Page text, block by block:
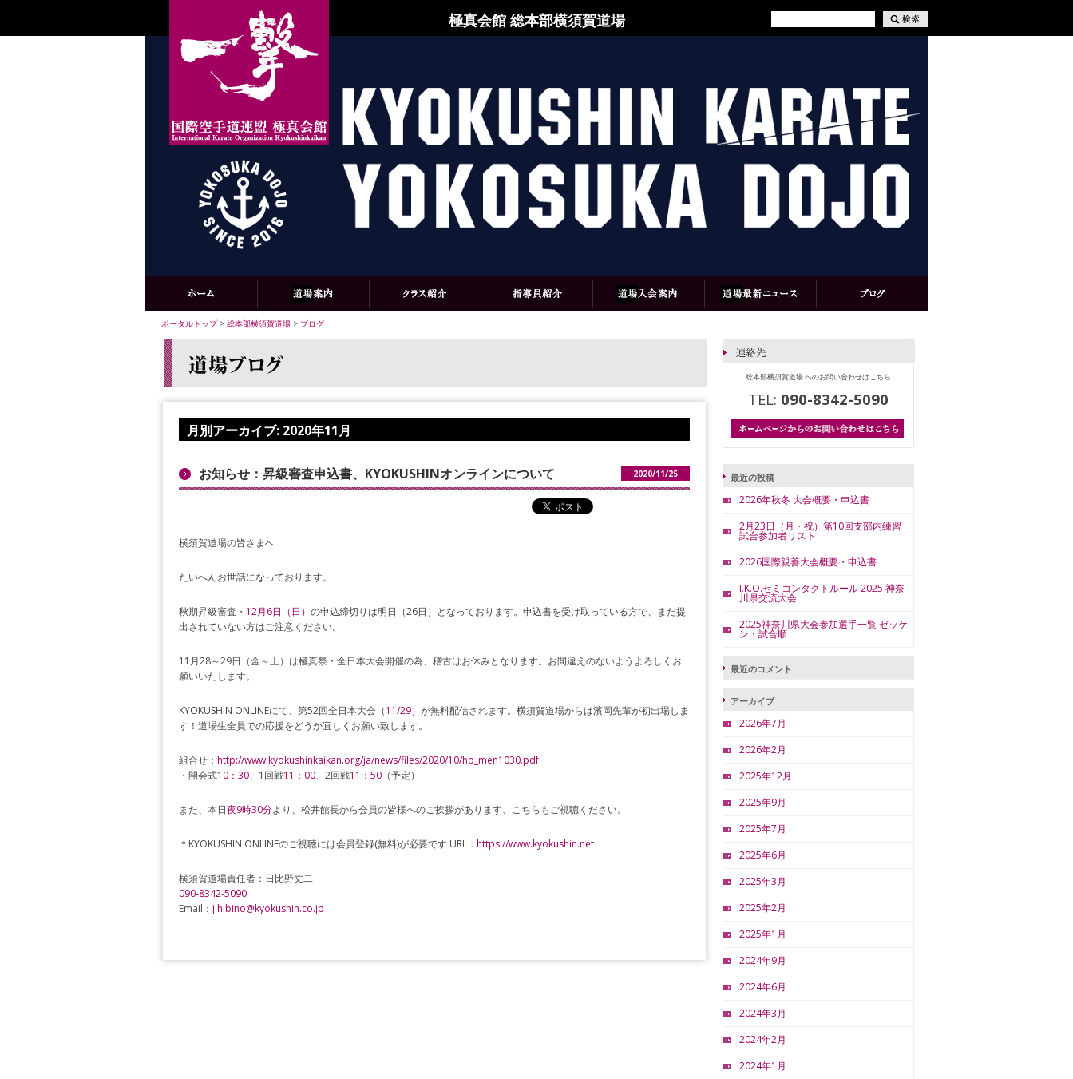
極真会館 総本部横須賀道場
ポータルトップ> 総本部横須賀道場 > ブログ
月別アーカイブ: 2020年11月
お知らせ：昇級審査申込書、KYOKUSHINオンラインについて 2020/11/25
横須賀道場の皆さまへ
たいへんお世話になっております。
秋期昇級審査・ 12月6日（日） の申込締切りは明日（26日）となっております。申込書を受け取っている方で、まだ提
出されていない方はご注意ください。
11月28～29日（金～土）は極真祭・全日本大会開催の為、稽古はお休みとなります。お間違えのないようよろしくお
願いいたします。
KYOKUSHIN ONLINEにて、第52回全日本大会（11/29）が無料配信されます。横須賀道場からは濱岡先輩が初出場しま
す！道場生全員での応援をどうか宜しくお願い致します。
組合せ： http://www.kyokushinkaikan.org/ja/news/files/2020/10/hp_men1030.pdf
・開会式10： 30、1回戦11 ： 00、2回戦11 ： 50（予定）
また、本日夜9時30分より、松井館長から会員の皆様へのご挨拶があります、こちらもご視聴ください。
＊KYOKUSHIN ONLINEのご視聴には会員登録(無料)が必要です URL： https://www.kyokushin.net
横須賀道場責任者：日比野丈二
090-8342-5090
Email： j.hibino@kyokushin.co.jp
総本部横須賀道場 へのお問い合わせはこちら
TEL: 090-8342-5090
最近の投稿
2026年秋冬 大会概要・申込書
2月23日（月・祝）第10回支部内練習
試合参加者リスト
2026国際親善大会概要・申込書
I.K.O.セミコンタクトルール 2025 神奈
川県交流大会
2025神奈川県大会参加選手一覧 ゼッケ
ン・試合順
最近のコメント
アーカイブ
2026年7月
2026年2月
2025年12月
2025年9月
2025年7月
2025年6月
2025年3月
2025年2月
2025年1月
2024年9月
2024年6月
2024年3月
2024年2月
2024年1月